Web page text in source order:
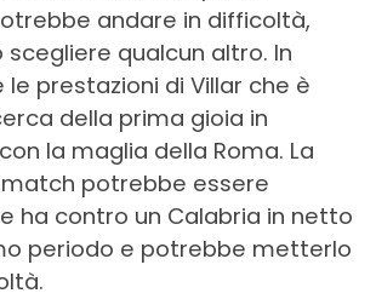
andare in difficoltà,
scegliere qualcun altro. In
le prestazioni di Villar che è
della prima gioia in
la maglia della Roma. La
potrebbe essere
ha contro un Calabria in netto
periodo e potrebbe metterlo